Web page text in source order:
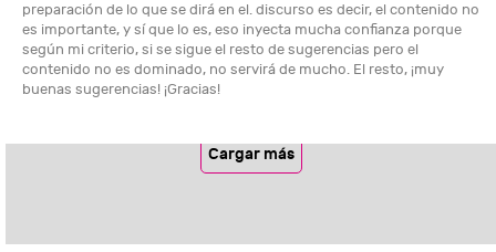
preparación de lo que se dirá en el. discurso es decir, el contenido no
es importante, y sí que lo es, eso inyecta mucha confianza porque
según mi criterio, si se sigue el resto de sugerencias pero el
contenido no es dominado, no servirá de mucho. El resto, ¡muy
buenas sugerencias! ¡Gracias!
Cargar más